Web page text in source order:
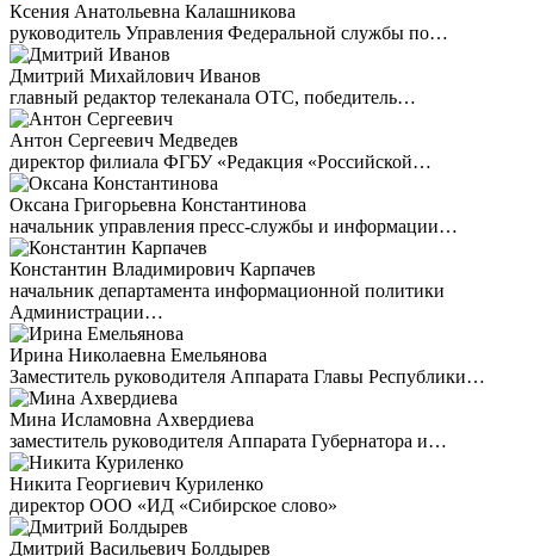
Ксения Анатольевна Калашникова
руководитель Управления Федеральной службы по…
Дмитрий Михайлович Иванов
главный редактор телеканала ОТС, победитель…
Антон Сергеевич Медведев
директор филиала ФГБУ «Редакция «Российской…
Оксана Григорьевна Константинова
начальник управления пресс-службы и информации…
Константин Владимирович Карпачев
начальник департамента информационной политики
Администрации…
Ирина Николаевна Емельянова
Заместитель руководителя Аппарата Главы Республики…
Мина Исламовна Ахвердиева
заместитель руководителя Аппарата Губернатора и…
Никита Георгиевич Куриленко
директор ООО «ИД «Сибирское слово»
Дмитрий Васильевич Болдырев